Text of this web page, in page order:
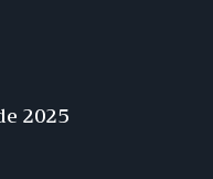
2025